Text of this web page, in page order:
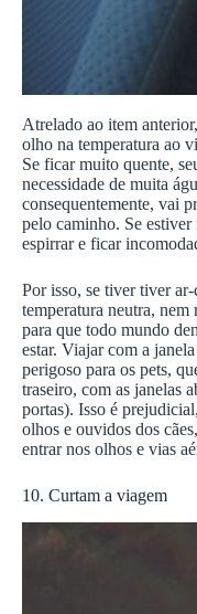
Atrelado ao item
olho na temperatura ao
Se ficar muito quente,
necessidade de muita
consequentemente, vai
pelo caminho. Se
espirrar e ficar
Por isso, se tiver tiver
temperatura neutra,
para que todo mundo
estar. Viajar com a
perigoso para os pets,
traseiro, com as janelas
portas). Isso é
olhos e ouvidos dos
entrar nos olhos e vias
10. Curtam a viagem